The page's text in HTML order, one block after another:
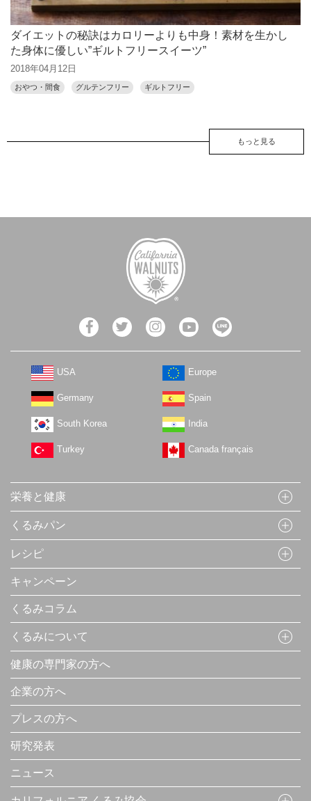
ダイエットの秘訣はカロリーよりも中身！素材を生かし
た身体に優しい”ギルトフリースイーツ”
2018年04月12日
おやつ・間食 グルテンフリー ギルトフリー
もっと見る
USA Europe
Germany Spain
South Korea India
Turkey Canada français
栄養と健康
くるみパン
レシピ
キャンペーン
くるみコラム
くるみについて
健康の専門家の方へ
企業の方へ
プレスの方へ
研究発表
ニュース